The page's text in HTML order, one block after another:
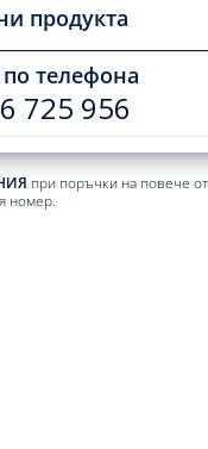
продукта
телефона
725 956
при поръчки на повече
номер.